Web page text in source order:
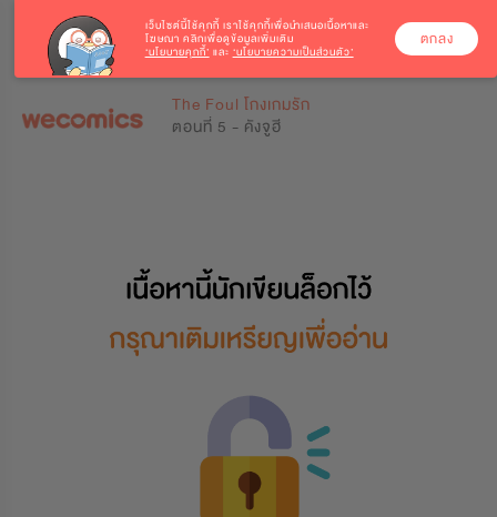
The Foul โกงเกมรัก
ตอนที่ 5 - คังจูฮี
เว็บไซต์นี้ใช้คุกกี้ เราใช้คุกกี้เพื่อนำเสนอเนื้อหาและ
โฆษณา คลิกเพื่อดูข้อมูลเพิ่มเติม
‘นโยบายคุกกี้’ และ ‘นโยบายความเป็นส่วนตัว’
ตกลง